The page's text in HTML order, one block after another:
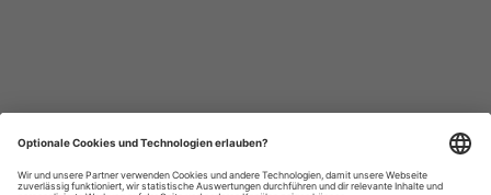
Datenschutzhinweise